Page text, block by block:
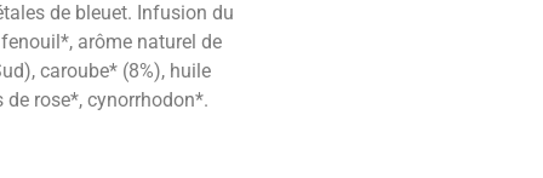
de bleuet. Infusion du
arôme naturel de
caroube* (8%), huile
de rose*, cynorrhodon*.